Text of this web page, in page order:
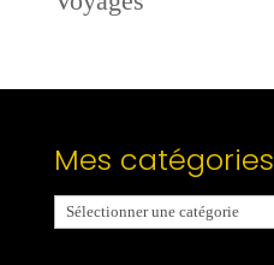
Mes catégories
Mes
catégories